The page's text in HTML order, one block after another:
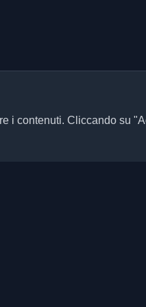
i contenuti. Cliccando su